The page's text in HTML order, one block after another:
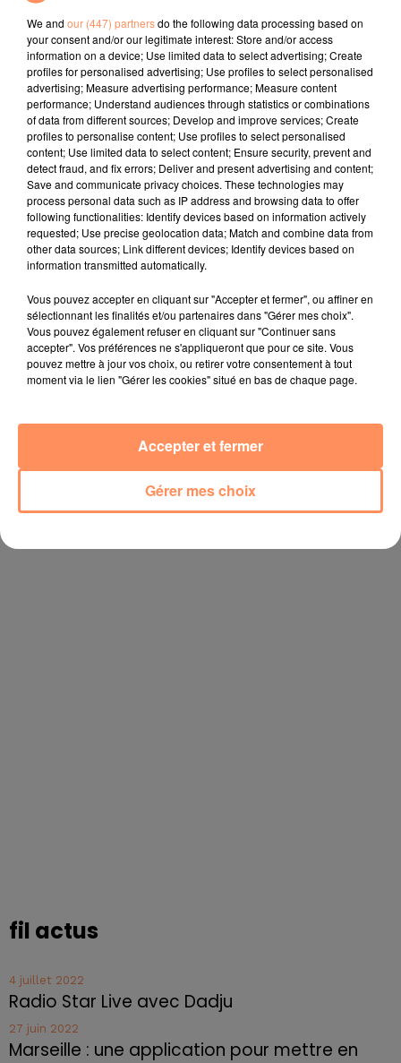
l’individu 20 minutes plus tard, toujours selon son
récit,repéré par Buzzfeed.
Le préfet de police a précisé que"les marins-pompiers
de Marseille, alertés pour une victime par agression
avec suspicion d'agression sexuelle à 17h09, sont
arrivés sur les lieux à 17h14"pour prendre en charge la
victime et la transporter à l'hôpital. Les policiers,
requis par le Bataillon des marins-pompiers à 17h16,
"sont arrivés sur les lieux à 17h25 et ont procédé à
l'interpellation de l'auteur présumé à 17h46".
Sophia Lilya, amie de Marguerite Stern, a également
raconté la scène. La direction départementale de la
qu’un individu avait été interpellé et placé en garde à
vue. Le préfet de police a précisé, mardi soir, que
l'homme avait été déféré et mis en examen.
fil actus
4 juillet 2022
Radio Star Live avec Dadju
27 juin 2022
Marseille : une application pour mettre en
We and our (447) partnersdo the following data processing based on
your consent and/or our legitimate interest: Store and/or access
information on a device; Use limited data to select advertising; Create
profiles for personalised advertising; Use profiles to select personalised
advertising; Measure advertising performance; Measure content
performance; Understand audiences through statistics or combinations
of data from different sources; Develop and improve services; Create
profiles to personalise content; Use profiles to select personalised
content; Use limited data to select content; Ensure security, prevent and
detect fraud, and fix errors; Deliver and present advertising and content;
Save and communicate privacy choices. These technologies may
process personal data such as IP address and browsing data to offer
following functionalities: Identify devices based on information actively
requested; Use precise geolocation data; Match and combine data from
other data sources; Link different devices; Identify devices based on
information transmitted automatically.
Vous pouvez accepter en cliquant sur "Accepter et fermer", ou affiner en
sélectionnant les finalités et/ou partenaires dans "Gérer mes choix".
Vous pouvez également refuser en cliquant sur "Continuer sans
accepter". Vos préférences ne s'appliqueront que pour ce site. Vous
pouvez mettre à jour vos choix, ou retirer votre consentement à tout
moment via le lien "Gérer les cookies" situé en bas de chaque page.
Gérer mes choix
Accepter et fermer